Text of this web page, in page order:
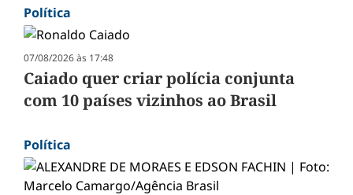
Política
07/08/2026 às 17:48
Caiado quer criar polícia conjunta
com 10 países vizinhos ao Brasil
Política